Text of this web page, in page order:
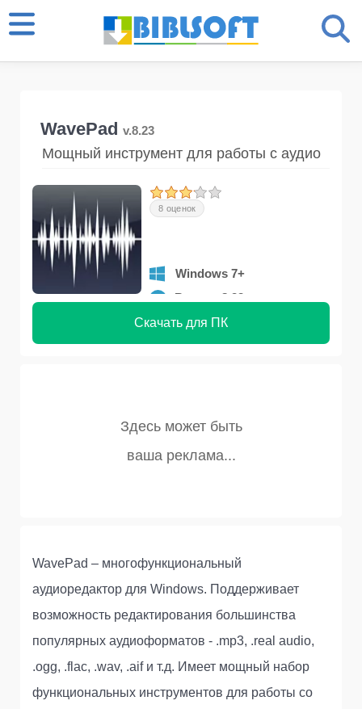
WavePad v.8.23
Мощный инструмент для работы с аудио
8 оценок
Windows 7+
Версия 8.23
Скачать для ПК
WavePad – многофункциональный
аудиоредактор для Windows. Поддерживает
возможность редактирования большинства
популярных аудиоформатов - .mp3, .real audio,
.ogg, .flac, .wav, .aif и т.д. Имеет мощный набор
функциональных инструментов для работы со